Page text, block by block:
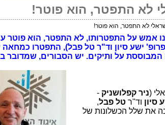
לא התפטר, הוא פוטר!
לא התפטר, הוא פוטר!
אמש על התפטרותו, לא התפטר, הוא פוטר
ישע סיון וד"ר טל פבל), התפטרו
על ותיקים. יש הסבורים, שמדובר
(ניר קפלושניק -
סיון וד"רטל פבל,
את שלל הכשלונות של